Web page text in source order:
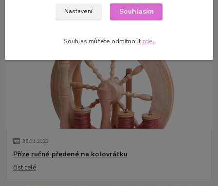
Příze s atestem pro děti
26.01.2023
Příze ručně předené na kolovrátku
číst celé
Nastavení Souhlasím
Souhlas můžete odmítnout zde.